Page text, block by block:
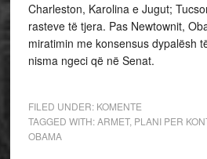
Charleston, Karolina e Jugut;
rasteve të tjera. Pas Newtownit,
miratimin me konsensus dypalësh
nisma ngeci që në Senat.
FILED UNDER: KOMENTE
TAGGED WITH:ARMET, PLANI PER
OBAMA